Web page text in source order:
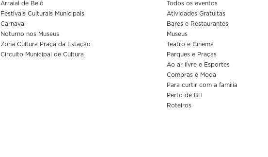
Arraial de Belô
Festivais Culturais Municipais
Carnaval
Noturno nos Museus
Zona Cultura Praça da Estação
Circuito Municipal de Cultura
Todos os eventos
Atividades Gratuitas
Bares e Restaurantes
Museus
Teatro e Cinema
Parques e Praças
Ao ar livre e Esportes
Compras e Moda
Para curtir com a familia
Perto de BH
Roteiros